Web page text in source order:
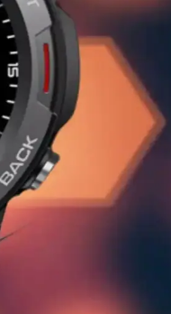
sunar. Modern ve
hakkında detaylar burada.
fonksiyonlarıyla
bilgiler içerir.